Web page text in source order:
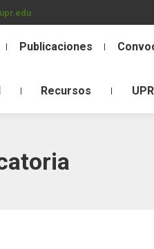
Publicaciones
Recursos